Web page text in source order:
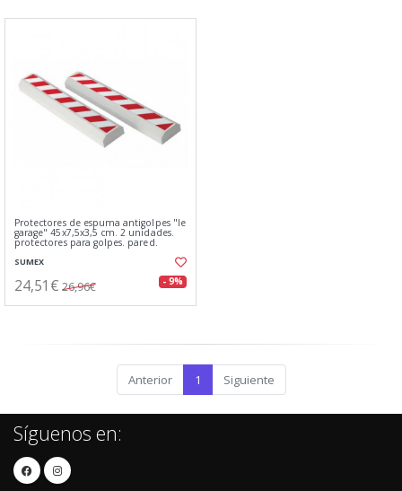
Protectores de espuma antigolpes "le
garage" 45x7,5x3,5 cm. 2 unidades.
protectores para golpes. pared.
SUMEX
24,51€ 26,96€ - 9%
Anterior 1 Siguiente
Síguenos en: